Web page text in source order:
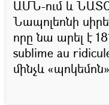
ԱՄՆ-ում և
Նապոլեոնի
որը նա արել է
sublime au
մինչև